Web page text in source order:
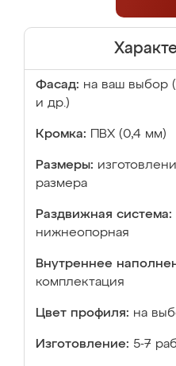
Фасад: на ваш выбор
и др.)
Кромка: ПВХ (0,4 мм)
Размеры:
размера
Раздвижная система:
нижнеопорная
Внутреннее
комплектация
Цвет профиля: на
Изготовление: 5-7